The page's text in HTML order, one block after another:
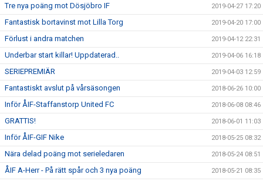
Tre nya poäng mot Dösjöbro IF 2019-04-27 17:20
Fantastisk bortavinst mot Lilla Torg 2019-04-20 17:00
Förlust i andra matchen 2019-04-12 22:31
Underbar start killar! Uppdaterad.. 2019-04-06 16:18
SERIEPREMIÄR 2019-04-03 12:59
Fantastiskt avslut på vårsäsongen 2018-06-26 10:00
Inför ÅIF-Staffanstorp United FC 2018-06-08 08:46
GRATTIS! 2018-06-01 11:03
Inför ÅIF-GIF Nike 2018-05-25 08:32
Nära delad poäng mot serieledaren 2018-05-24 08:51
ÅIF A-Herr - På rätt spår och 3 nya poäng 2018-05-21 08:35